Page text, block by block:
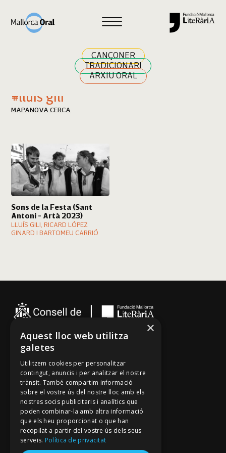
CANÇONER
TRADICIONARI
ARXIU ORAL
Cercar
Resultats cerca
#lluís gili
MAPA NOVA CERCA
Sons de la Festa (Sant
Antoni - Artà 2023)
LLUÍS GILI, RICARD LÓPEZ
GINARD I BARTOMEU CARRIÓ
Cançoner
Tradicionari
Arxiu Oral
Contacte
Segueix-nos
Mallorca Oral, un projecte de
×
Aquest lloc web utilitza
galetes
Utilitzem cookies per personalitzar
contingut, anuncis i per analitzar el nostre
trànsit. També compartim informació
sobre el vostre ús del nostre lloc amb els
nostres socis publicitaris i analítics que
poden combinar-la amb altra informació
que els heu proporcionat o que han
recopilat a partir del vostre ús dels seus
serveis. Política de privacitat